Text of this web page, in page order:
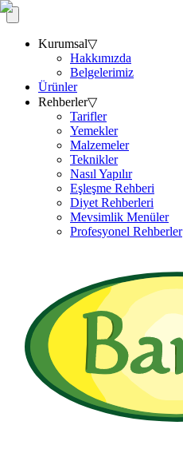
Kurumsal▽
Hakkımızda
Belgelerimiz
Ürünler
Rehberler▽
Tarifler
Yemekler
Malzemeler
Teknikler
Nasıl Yapılır
Eşleşme Rehberi
Diyet Rehberleri
Mevsimlik Menüler
Profesyonel Rehberler